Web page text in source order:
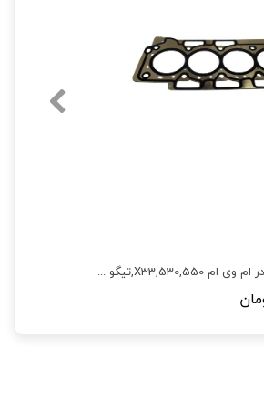
واشر سرسیلندر ام وی ام 530,550,X33,تیگو 5 ,تیگو 8 (فلزی)